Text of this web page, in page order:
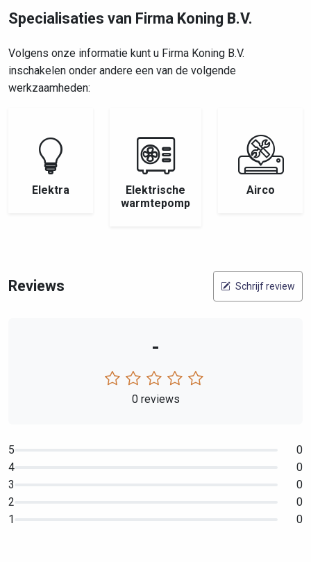
Specialisaties van Firma Koning B.V.
Volgens onze informatie kunt u Firma Koning B.V.
inschakelen onder andere een van de volgende
werkzaamheden:
Elektra
Elektrische
warmtepomp
Airco
Reviews Schrijf review
-
0 reviews
5
0
4
0
3
0
2
0
1
0